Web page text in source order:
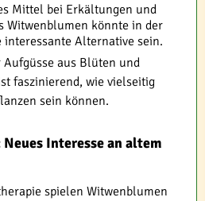
Mittel bei Erkältungen und
Witwenblumen könnte in der
Alternative sein.
Aufgüsse aus Blüten und
faszinierend, wie vielseitig
sein können.
Interesse an altem
spielen Witwenblumen